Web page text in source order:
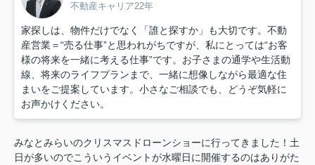
不動産キャリア22年
家探しは、物件だけでなく「誰と探すか」も大切です。不動
産営業＝“売る仕事”と思われがちですが、私にとっては“お客
様の将来を一緒に考える仕事”です。お子さまの通学や生活動
線、将来のライフプランまで、一緒に想像しながら最適な住
まいをご提案しています。小さなご相談でも、どうぞ気軽に
お声かけください。
みなとみらいのクリスマスドローンショーに行ってきました！土
日が多いのでこういうイベントが水曜日に開催するのはありがた